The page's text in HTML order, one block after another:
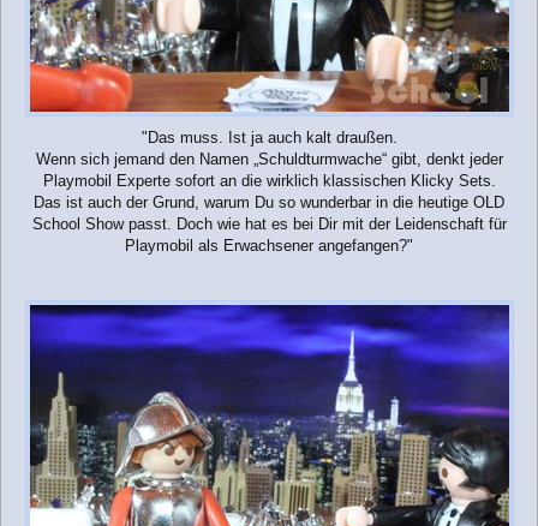
"Das muss. Ist ja auch kalt draußen.
Wenn sich jemand den Namen „Schuldturmwache“ gibt, denkt jeder
Playmobil Experte sofort an die wirklich klassischen Klicky Sets.
Das ist auch der Grund, warum Du so wunderbar in die heutige OLD
School Show passt. Doch wie hat es bei Dir mit der Leidenschaft für
Playmobil als Erwachsener angefangen?"